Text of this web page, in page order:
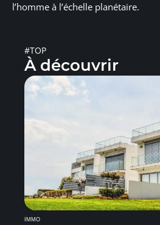
l’homme à l’échelle planétaire.
#TOP
À découvrir
IMMO